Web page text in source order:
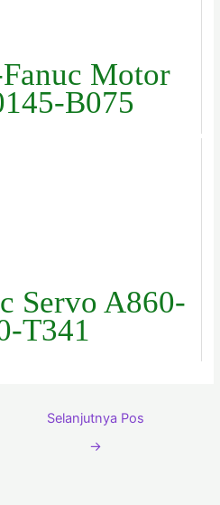
Motor
B075
Servo A860-
T341
Selanjutnya Pos
→